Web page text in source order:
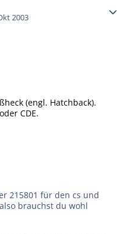
2003
(engl. Hatchback).
CDE.
215801 für den cs und
brauchst du wohl